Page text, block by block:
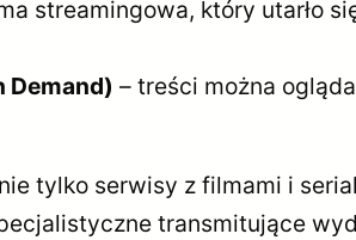
streamingowa, który utarło
Demand) – treści można
tylko serwisy z filmami i
transmitujące